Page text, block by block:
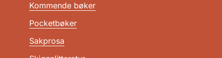
Kommende bøker
Pocketbøker
Sakprosa